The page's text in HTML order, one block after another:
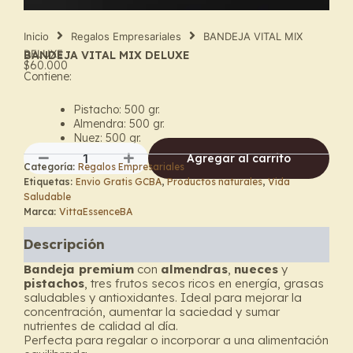
Inicio Regalos Empresariales
BANDEJA VITAL MIX
DELUXE
BANDEJA VITAL MIX DELUXE
$60.000
Contiene:
Pistacho: 500 gr.
Almendra: 500 gr.
Nuez: 500 gr.
BANDEJA
VITAL
MIX
DELUXE
cantidad
Agregar al carrito
Categoría: Regalos Empresariales
Etiquetas: Envio Gratis GCBA,Productos naturales,Vida
Saludable
Marca: VittaEssenceBA
Descripción
Bandeja premium con almendras nueces y
pistachos , tres frutos secos ricos en energía, grasas
saludables y antioxidantes. Ideal para mejorar la
concentración, aumentar la saciedad y sumar
nutrientes de calidad al día.
Perfecta para regalar o incorporar a una alimentación